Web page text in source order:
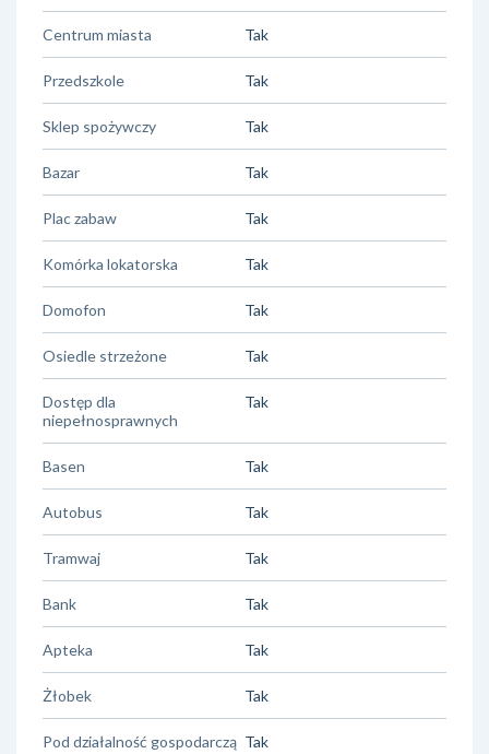
Centrum miasta Tak
Przedszkole Tak
Sklep spożywczy Tak
Bazar Tak
Plac zabaw Tak
Komórka lokatorska Tak
Domofon Tak
Osiedle strzeżone Tak
Dostęp dla
niepełnosprawnych
Tak
Basen Tak
Autobus Tak
Tramwaj Tak
Bank Tak
Apteka Tak
Żłobek Tak
Pod działalność gospodarczą Tak